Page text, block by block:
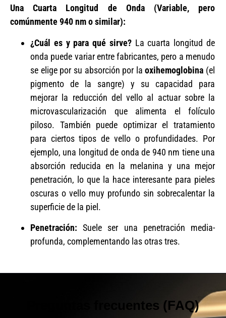
Una Cuarta Longitud de Onda (Variable, pero
comúnmente 940 nm o similar):
¿Cuál es y para qué sirve?La cuarta longitud de
onda puede variar entre fabricantes, pero a menudo
se elige por su absorción por laoxihemoglobina (el
pigmento de la sangre) y su capacidad para
mejorar la reducción del vello al actuar sobre la
microvascularización que alimenta el folículo
piloso. También puede optimizar el tratamiento
para ciertos tipos de vello o profundidades. Por
ejemplo, una longitud de onda de 940 nm tiene una
absorción reducida en la melanina y una mejor
penetración, lo que la hace interesante para pieles
oscuras o vello muy profundo sin sobrecalentar la
superficie de la piel.
Penetración: Suele ser una penetración media-
profunda, complementando las otras tres.
Preguntas frecuentes (FAQ)